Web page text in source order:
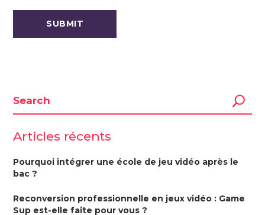
Articles récents
Pourquoi intégrer une école de jeu vidéo après le
bac ?
Reconversion professionnelle en jeux vidéo : Game
Sup est-elle faite pour vous ?